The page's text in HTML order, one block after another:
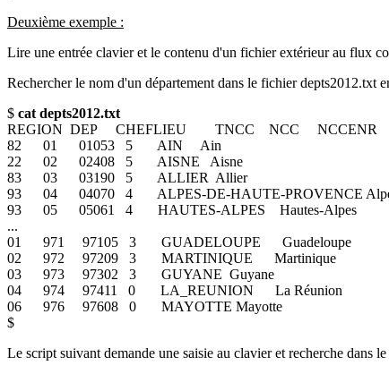
Deuxième exemple :
Lire une entrée clavier et le contenu d'un fichier extérieur au flux
Rechercher le nom d'un département dans le fichier depts2012.txt
$ cat depts2012.txt
REGION DEP CHEFLIEU TNCC NCC NCCENR
82 01 01053 5 AIN Ain
22 02 02408 5 AISNE Aisne
83 03 03190 5 ALLIER Allier
93 04 04070 4 ALPES-DE-HAUTE-PROVENCE Alpes-
93 05 05061 4 HAUTES-ALPES Hautes-Alpes
...
01 971 97105 3 GUADELOUPE Guadeloupe
02 972 97209 3 MARTINIQUE Martinique
03 973 97302 3 GUYANE Guyane
04 974 97411 0 LA_REUNION La Réunion
06 976 97608 0 MAYOTTE Mayotte
$
Le script suivant demande une saisie au clavier et recherche dans